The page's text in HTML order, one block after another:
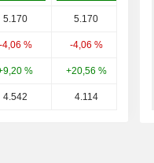
5.170 5.170
-4,06 % -4,06 %
% +20,56 %
4.542 4.114